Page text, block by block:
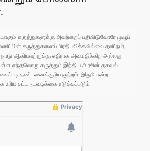
கருத்துகளுக்கு அவற்றைப் பதிவிடுவோரே முழுப்
கருத்துகளைப் பிரதிபலிக்கவில்லை.தனிநபர்,
ஆகியவற்றுக்கு எதிராக அவமதிக்கிற அல்லது
எந்தவொரு கருத்தும் இந்திய அரசின் தகவல்
தண்டனைக்குரிய குற்றம். இதுபோன்ற
உரிய சட்ட நடவடிக்கை எடுக்கப்படும்.